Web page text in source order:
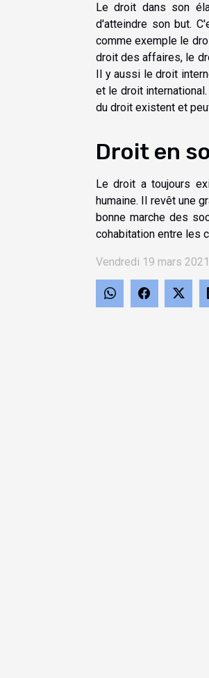
Le droit dans son
d'atteindre son but.
comme exemple le
droit des affaires, le
Il y aussi le droit
et le droit
du droit existent et
Droit en
Le droit a toujours
humaine. Il revêt une
bonne marche des
cohabitation entre les
Vendredi 19 mars